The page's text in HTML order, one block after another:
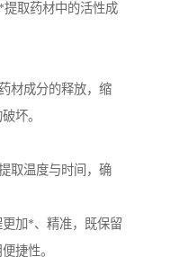
取药材中的活性成
材成分的释放，缩
坏。
取温度与时间，确
加*、精准，既保留
捷性。